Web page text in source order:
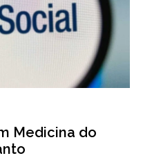
Medicina do